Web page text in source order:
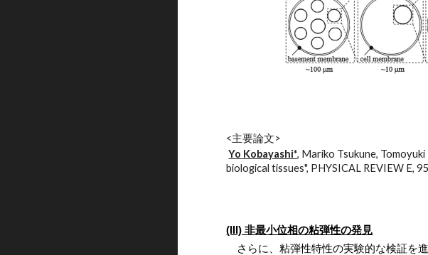
<主要論文>
Yo Kobayashi*, Mariko Tsukune,
biological tissues", PHYSICAL REVIEW E,
(III) 非最小位相の粘弾性の発見
さらに、粘弾性特性の実験的な検証を